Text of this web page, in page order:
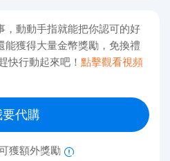
，動動手指就能把你認可的好
能獲得大量金幣獎勵，免換禮
快行動起來吧！ 點擊觀看視頻
要代購
獲額外獎勵